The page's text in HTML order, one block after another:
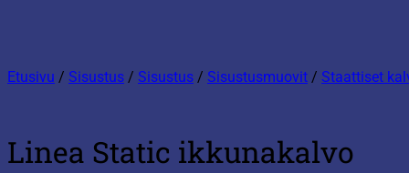
Etusivu / Sisustus / Sisustus / Sisustusmuovit / Staattiset
Linea Static ikkunakalvo